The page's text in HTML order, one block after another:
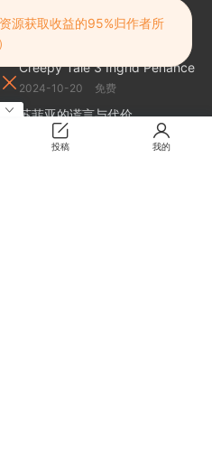
随机推荐
Creepy Tale 3 Ingrid Penance
2024-10-20 免费
苏菲亚的谎言与代价
2026-05-22
投稿 我的
源获取收益的95%归作者所